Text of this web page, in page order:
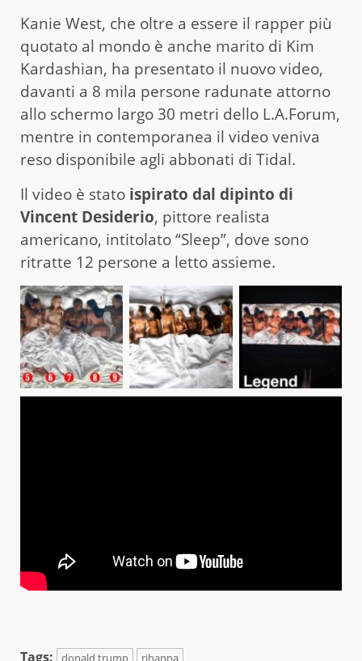
Kanie West, che oltre a essere il rapper più
quotato al mondo è anche marito di Kim
Kardashian, ha presentato il nuovo video,
davanti a 8 mila persone radunate attorno
allo schermo largo 30 metri dello L.A.Forum,
mentre in contemporanea il video veniva
reso disponibile agli abbonati di Tidal.
Il video è stato ispirato dal dipinto di
Vincent Desiderio, pittore realista
americano, intitolato “Sleep”, dove sono
ritratte 12 persone a letto assieme.
Tags: donald trump rihanna